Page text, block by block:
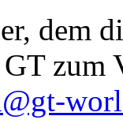
dem
zum